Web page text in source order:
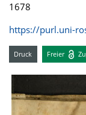
1678
https://purl.uni-
Druck Freier